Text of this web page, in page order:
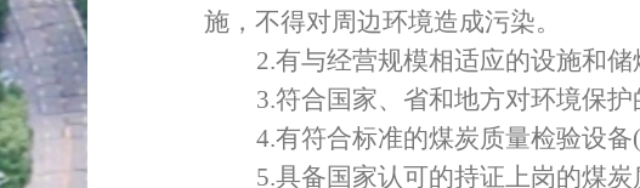
施，不得对周边环境造成污染。
2.有与经营规模相适应的设施和
3.符合国家、省和地方对环境保护
4.有符合标准的煤炭质量检验设备(
5.具备国家认可的持证上岗的煤炭